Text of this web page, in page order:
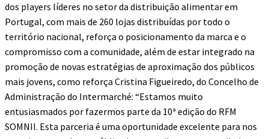
dos players líderes no setor da distribuição alimentar em
Portugal, com mais de 260 lojas distribuídas por todo o
território nacional, reforça o posicionamento da marca e o
compromisso com a comunidade, além de estar integrado na
promoção de novas estratégias de aproximação dos públicos
mais jovens, como reforça Cristina Figueiredo, do Concelho de
Administração do Intermarché: “Estamos muito
entusiasmados por fazermos parte da 10ª edição do RFM
SOMNII. Esta parceria é uma oportunidade excelente para nos